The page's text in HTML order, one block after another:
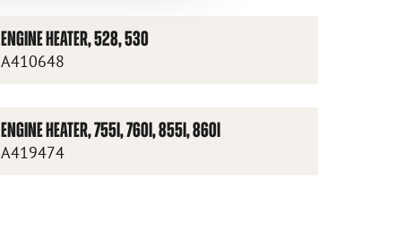
ENGINE HEATER, 528, 530
A410648
ENGINE HEATER, 755I, 760I, 855I, 860I
A419474